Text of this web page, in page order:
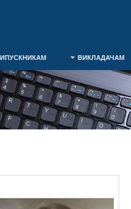
ВИКЛАДАЧАМ